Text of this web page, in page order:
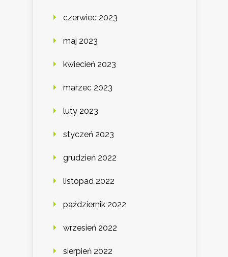
czerwiec 2023
maj 2023
kwiecień 2023
marzec 2023
luty 2023
styczeń 2023
grudzień 2022
listopad 2022
październik 2022
wrzesień 2022
sierpień 2022